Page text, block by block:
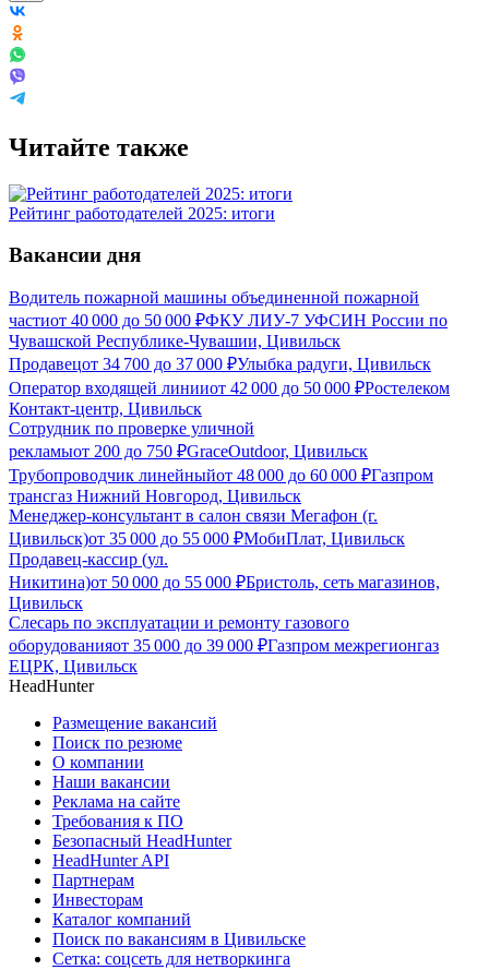
Читайте также
Рейтинг работодателей 2025: итоги
Вакансии дня
Водитель пожарной машины объединенной пожарной
частиот 40 000 до 50 000 ₽ФКУ ЛИУ-7 УФСИН России по
Чувашской Республике-Чувашии, Цивильск
Продавецот 34 700 до 37 000 ₽Улыбка радуги, Цивильск
Оператор входящей линииот 42 000 до 50 000 ₽Ростелеком
Контакт-центр, Цивильск
Сотрудник по проверке уличной
рекламыот 200 до 750 ₽GraceOutdoor, Цивильск
Трубопроводчик линейныйот 48 000 до 60 000 ₽Газпром
трансгаз Нижний Новгород, Цивильск
Менеджер-консультант в салон связи Мегафон (г.
Цивильск)от 35 000 до 55 000 ₽МобиПлат, Цивильск
Продавец-кассир (ул.
Никитина)от 50 000 до 55 000 ₽Бристоль, сеть магазинов,
Цивильск
Слесарь по эксплуатации и ремонту газового
оборудованияот 35 000 до 39 000 ₽Газпром межрегионгаз
ЕЦРК, Цивильск
HeadHunter
Размещение вакансий
Поиск по резюме
О компании
Наши вакансии
Реклама на сайте
Требования к ПО
Безопасный HeadHunter
HeadHunter API
Партнерам
Инвесторам
Каталог компаний
Поиск по вакансиям в Цивильске
Сетка: соцсеть для нетворкинга